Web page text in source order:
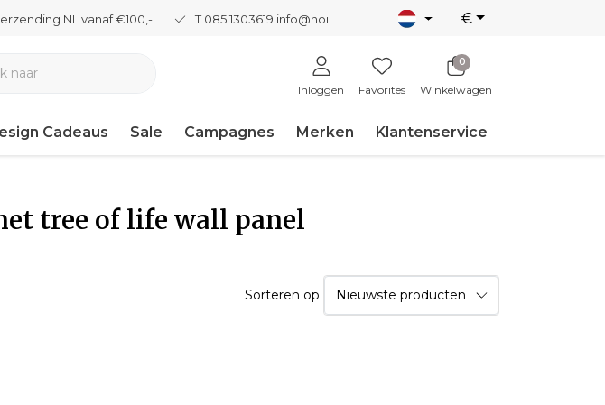
NL vanaf €100,- T 085 1303619 info@nordicnew.nl €
Inloggen Favorites
0
Winkelwagen
Cadeaus Sale Campagnes Merken Klantenservice
tree of life wall panel
Sorteren op